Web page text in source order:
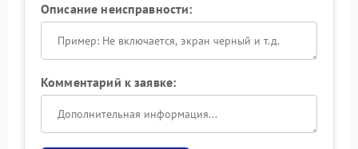
Описание неисправности:
Комментарий к заявке: